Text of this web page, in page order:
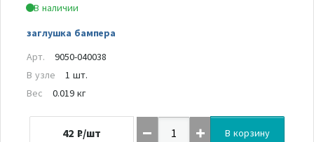
В наличии
заглушка бампера
Арт.
9050-040038
В узле
1 шт.
Вес
0.019 кг
42 ₽/шт В корзину